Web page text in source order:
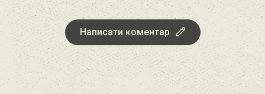
Написати коментар